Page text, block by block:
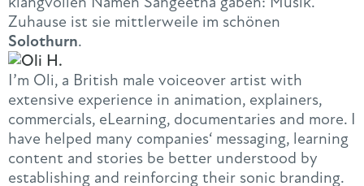
Zuhause ist sie mittlerweile im schönen
Solothurn.
I’m Oli, a British male voiceover artist with
extensive experience in animation, explainers,
commercials, eLearning, documentaries and more. I
have helped many companies‘ messaging, learning
content and stories be better understood by
establishing and reinforcing their sonic branding.